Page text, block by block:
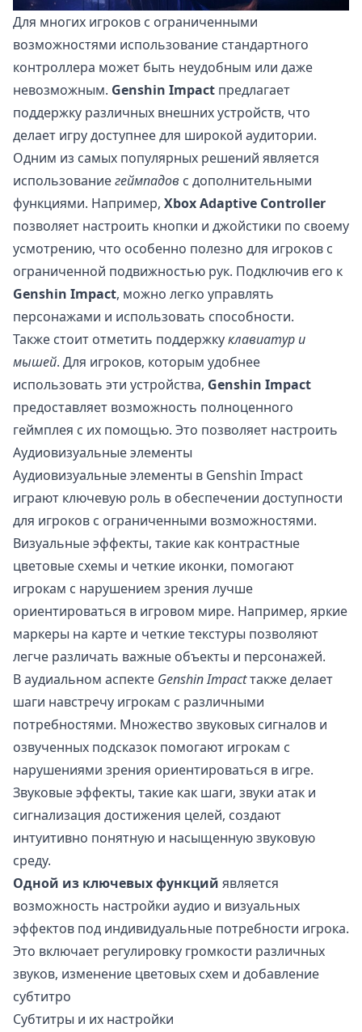
Для многих игроков с ограниченными
возможностями использование стандартного
контроллера может быть неудобным или даже
невозможным. Genshin Impact предлагает
поддержку различных внешних устройств, что
делает игру доступнее для широкой аудитории.
Одним из самых популярных решений является
использованиегеймпадов с дополнительными
функциями. Например, Xbox Adaptive Controller
позволяет настроить кнопки и джойстики по своему
усмотрению, что особенно полезно для игроков с
ограниченной подвижностью рук. Подключив его к
Genshin Impact, можно легко управлять
персонажами и использовать способности.
Также стоит отметить поддержкуклавиатур и
мышей. Для игроков, которым удобнее
использовать эти устройства, Genshin Impact
предоставляет возможность полноценного
геймплея с их помощью. Это позволяет настроить
Аудиовизуальные элементы
Аудиовизуальные элементы в Genshin Impact
играют ключевую роль в обеспечении доступности
для игроков с ограниченными возможностями.
Визуальные эффекты, такие как контрастные
цветовые схемы и четкие иконки, помогают
игрокам с нарушением зрения лучше
ориентироваться в игровом мире. Например, яркие
маркеры на карте и четкие текстуры позволяют
легче различать важные объекты и персонажей.
В аудиальном аспекте Genshin Impactтакже делает
шаги навстречу игрокам с различными
потребностями. Множество звуковых сигналов и
озвученных подсказок помогают игрокам с
нарушениями зрения ориентироваться в игре.
Звуковые эффекты, такие как шаги, звуки атак и
сигнализация достижения целей, создают
интуитивно понятную и насыщенную звуковую
среду.
Одной из ключевых функций является
возможность настройки аудио и визуальных
эффектов под индивидуальные потребности игрока.
Это включает регулировку громкости различных
звуков, изменение цветовых схем и добавление
субтитро
Субтитры и их настройки